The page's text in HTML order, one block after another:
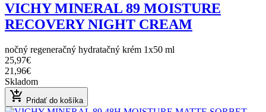
VICHY MINERAL 89 MOISTURE
RECOVERY NIGHT CREAM
nočný regeneračný hydratačný krém 1x50 ml
25,97€
21,96€
Skladom
add_shopping_cart Pridať do košíka